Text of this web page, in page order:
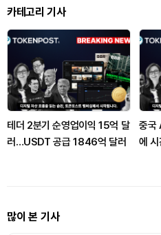
카테고리 기사
테더 2분기 순영업이익 15억 달
러…USDT 공급 1846억 달러
중국
에
많이 본 기사